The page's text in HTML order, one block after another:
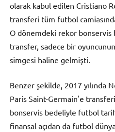
olarak kabul edilen Cristiano
transferi tüm futbol
O dönemdeki rekor
transfer, sadece bir
simgesi haline gelmişti.
Benzer şekilde, 2017 yılında
Paris Saint-Germain'e
bonservis bedeliyle futbol
finansal açıdan da futbol